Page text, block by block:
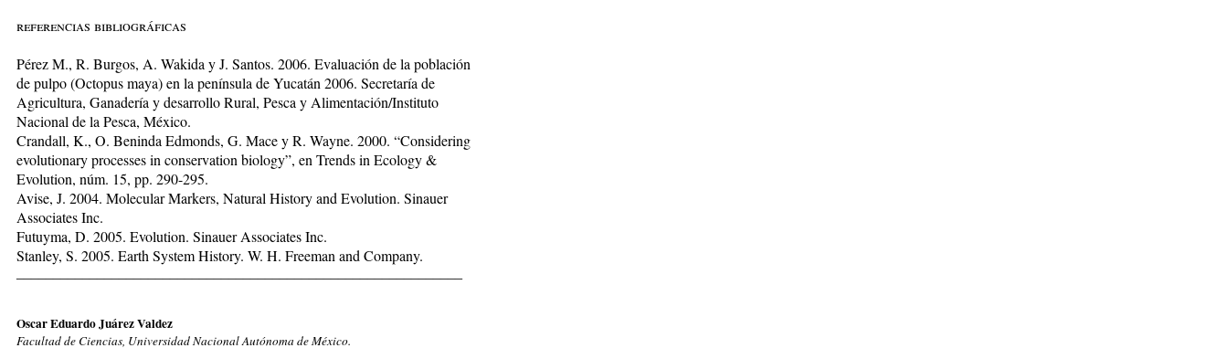
referencias bibliográficas
Pérez M., R. Burgos, A. Wakida y J. Santos. 2006. Eva­lua­ción de la población
de pulpo (Octopus maya) en la península de Yucatán 2006. Secretaría de
Agricultura, Ganadería y desarrollo Rural, Pesca y Alimentación/Instituto
Nacional de la Pesca, México.
Crandall, K., O. Beninda Edmonds, G. Mace y R. ­Wayne. 2000. “Considering
evolutionary processes in conservation biology”, en Trends in Ecology &
Evolution, núm. 15, pp. 290-295.
Avise, J. 2004. Molecular Markers, Natural History and Evolution. Sinauer
Associates Inc.
Futuyma, D. 2005. Evolution. Sinauer Associates Inc.
Stanley, S. 2005. Earth System History. W. H. Freeman and Company.
Oscar Eduardo Juárez Valdez
Facultad de Ciencias, Universidad Nacional Autónoma de México.